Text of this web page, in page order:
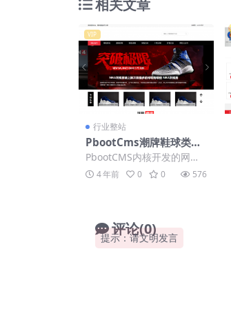
相关文章
VIP
行业整站
PbootCms潮牌鞋球类新
闻资讯新闻资讯门户网站
模板源码下载「亲测源
码」
PbootCMS内核开发的网站
模板，该模板适用于家政服
务网站、保洁保姆网站源等
4 年前 0 0 576
评论(0)
提示：请文明发言